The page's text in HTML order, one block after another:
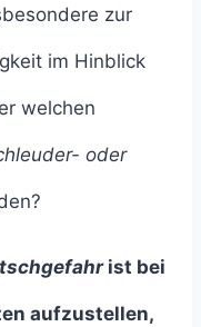
zur
im Hinblick
welchen
oder
ist bei
aufzustellen,